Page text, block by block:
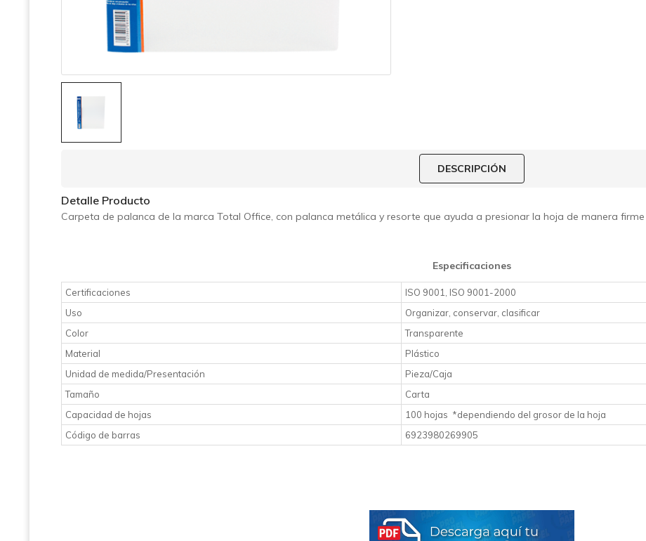
DESCRIPCIÓN
Detalle Producto
Carpeta de palanca de la marca Total Office, con palanca metálica y resorte que ayuda a presionar la hoja de manera
Especificaciones
Certificaciones ISO 9001, ISO 9001-2000
Uso
Organizar, conservar, clasificar
Color
Transparente
Material
Plástico
Unidad de medida/Presentación
Pieza/Caja
Tamaño
Carta
Capacidad de hojas
100 hojas *dependiendo del grosor de la hoja
Código de barras
6923980269905